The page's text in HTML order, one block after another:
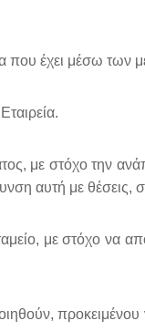
που έχει μέσω των
με στόχο την
αυτή με θέσεις,
με στόχο να